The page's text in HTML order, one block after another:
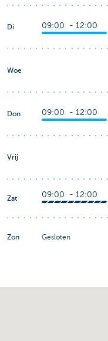
Di 09:00 - 12:00
Woe
Don 09:00 - 12:00
Vrij
Zat 09:00 - 12:00
Zon Gesloten